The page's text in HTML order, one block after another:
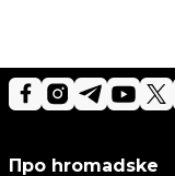
Про hromadske